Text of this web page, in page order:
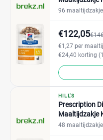
96
€122,05
€1,27 per
€24,40 korting
HILL'S
Prescription
Maaltijdzakje
48